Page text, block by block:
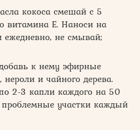
кокоса смешай с 5
витамина E. Наноси на
ежедневно, не смывай;
к нему эфирные
и чайного дерева.
2-3 капли каждого на 50
участки каждый